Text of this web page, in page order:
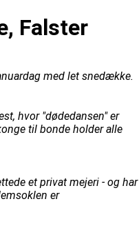
Falster
med let snedække.
hvor "dødedansen" er
til bonde holder alle
et privat mejeri - og har
er